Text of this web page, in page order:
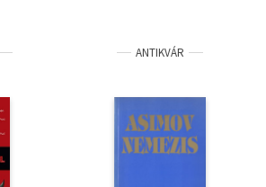
ANTIKVÁR